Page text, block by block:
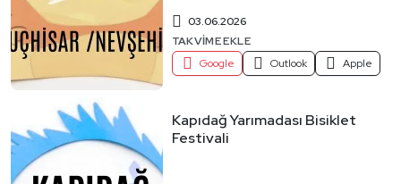
03.06.2026
TAKVIME EKLE
Google
Outlook Apple
Kapıdağ Yarımadası Bisiklet
Festivali